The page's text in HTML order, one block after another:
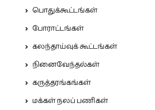
பொதுக்கூட்டங்கள்
போராட்டங்கள்
கலந்தாய்வுக் கூட்டங்கள்
நினைவேந்தல்கள்
கருத்தரங்கங்கள்
மக்கள் நலப் பணிகள்